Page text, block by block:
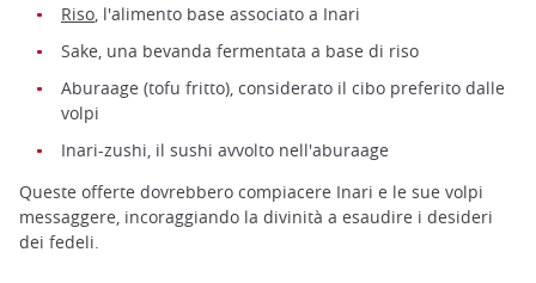
Riso, l'alimento base associato a Inari
Sake, una bevanda fermentata a base di riso
Aburaage (tofu fritto), considerato il cibo preferito dalle
volpi
Inari-zushi, il sushi avvolto nell'aburaage
Queste offerte dovrebbero compiacere Inari e le sue volpi
messaggere, incoraggiando la divinità a esaudire i desideri
dei fedeli.